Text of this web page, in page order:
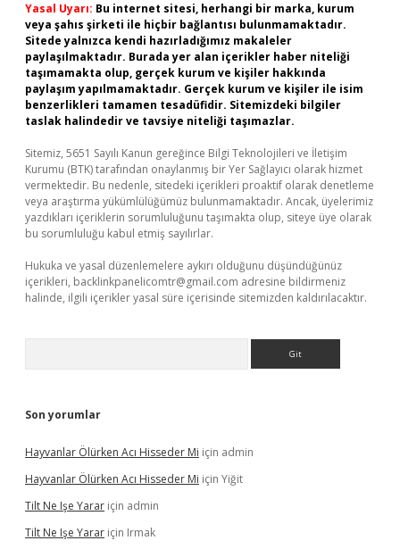
Yasal Uyarı: Bu internet sitesi, herhangi bir marka, kurum
veya şahıs şirketi ile hiçbir bağlantısı bulunmamaktadır.
Sitede yalnızca kendi hazırladığımız makaleler
paylaşılmaktadır. Burada yer alan içerikler haber niteliği
taşımamakta olup, gerçek kurum ve kişiler hakkında
paylaşım yapılmamaktadır. Gerçek kurum ve kişiler ile isim
benzerlikleri tamamen tesadüfidir. Sitemizdeki bilgiler
taslak halindedir ve tavsiye niteliği taşımazlar.
Sitemiz, 5651 Sayılı Kanun gereğince Bilgi Teknolojileri ve İletişim
Kurumu (BTK) tarafından onaylanmış bir Yer Sağlayıcı olarak hizmet
vermektedir. Bu nedenle, sitedeki içerikleri proaktif olarak denetleme
veya araştırma yükümlülüğümüz bulunmamaktadır. Ancak, üyelerimiz
yazdıkları içeriklerin sorumluluğunu taşımakta olup, siteye üye olarak
bu sorumluluğu kabul etmiş sayılırlar.
Hukuka ve yasal düzenlemelere aykırı olduğunu düşündüğünüz
içerikleri, backlinkpanelicomtr@gmail.com adresine bildirmeniz
halinde, ilgili içerikler yasal süre içerisinde sitemizden kaldırılacaktır.
Son yorumlar
Hayvanlar Ölürken Acı Hisseder Mi için admin
Hayvanlar Ölürken Acı Hisseder Mi için Yiğit
Tilt Ne Işe Yarar için admin
Tilt Ne Işe Yarar için Irmak